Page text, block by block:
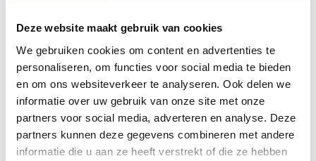
Deze website maakt gebruik van cookies
We gebruiken cookies om content en advertenties te
personaliseren, om functies voor social media te bieden
en om ons websiteverkeer te analyseren. Ook delen we
informatie over uw gebruik van onze site met onze
partners voor social media, adverteren en analyse. Deze
partners kunnen deze gegevens combineren met andere
informatie die u aan ze heeft verstrekt of die ze hebben
INCL BTW: €569,00
In mijn winkelwagen
Offerte aanvragen
Op verlanglijstje